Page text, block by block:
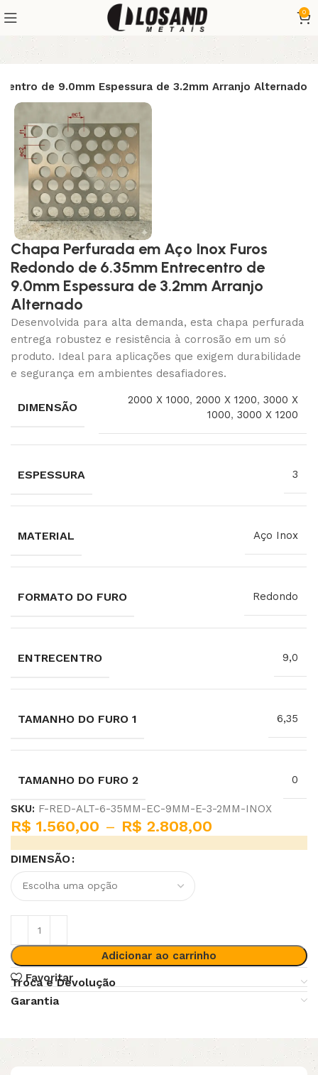
0
de 9.0mm Espessura de 3.2mm Arranjo Alternado
Chapa Perfurada em Aço Inox Furos
Redondo de 6.35mm Entrecentro de
9.0mm Espessura de 3.2mm Arranjo
Alternado
Desenvolvida para alta demanda, esta chapa perfurada
entrega robustez e resistência à corrosão em um só
produto. Ideal para aplicações que exigem durabilidade
e segurança em ambientes desafiadores.
DIMENSÃO
2000 X 1000,2000 X 1200,3000 X
1000,3000 X 1200
ESPESSURA 3
MATERIAL Aço Inox
FORMATO DO FURO Redondo
ENTRECENTRO 9,0
TAMANHO DO FURO 1 6,35
TAMANHO DO FURO 2 0
SKU: F-RED-ALT-6-35MM-EC-9MM-E-3-2MM-INOX
R$ 1.560,00 – R$ 2.808,00
DIMENSÃO
Adicionar ao carrinho
Favoritar
Troca e Devolução
Garantia